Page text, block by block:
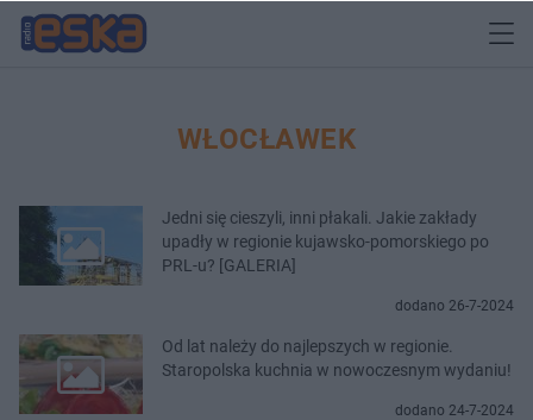
WŁOCŁAWEK
Jedni się cieszyli, inni płakali. Jakie zakłady
upadły w regionie kujawsko-pomorskiego po
PRL-u? [GALERIA]
dodano 26-7-2024
Od lat należy do najlepszych w regionie.
Staropolska kuchnia w nowoczesnym wydaniu!
dodano 24-7-2024